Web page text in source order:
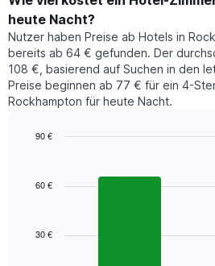
1
Y-
Achse,
die
den
durchschnittlichen
Zimmerpreis
durchschnittlichen
Preis
eines
Zimmers
für
den
jeweiligen
Das
die
heute Nacht?
Nutzer haben Preise ab Hotels in
bereits ab 64 € gefunden. Der
108 €, basierend auf Suchen in den
Preise beginnen ab 77 € für ein 4-
Rockhampton für heute Nacht.
with
Das
30 €
60 €
90 €